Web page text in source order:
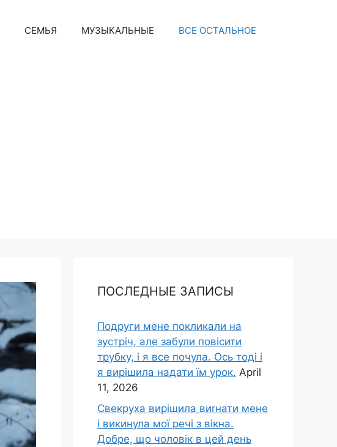
СЕМЬЯ МУЗЫКАЛЬНЫЕ ВСЕ ОСТАЛЬНОЕ
ПОСЛЕДНЫЕ ЗАПИСЫ
Подруги мене покликали на
зустріч, але забули повісити
трубку, і я все почула. Ось тоді і
я вирішила надати їм урок. April
11, 2026
Свекруха вирішила виrнати мене
і викинула мої речі з вікна.
Добре, що чоловік в цей день